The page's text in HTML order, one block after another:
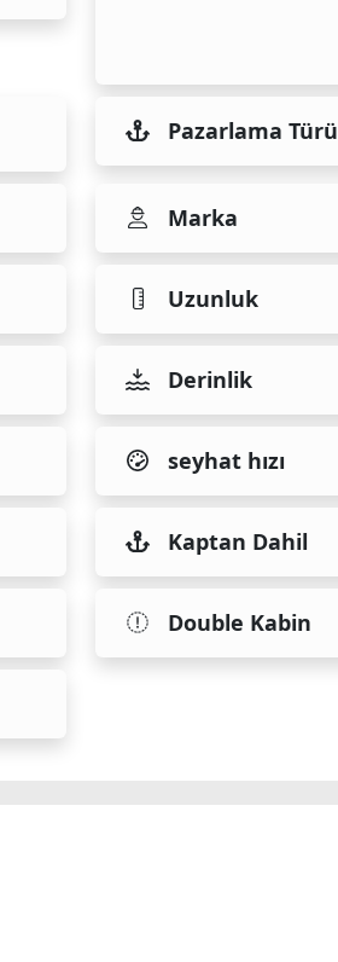
Pazarlama Türü
Marka
Uzunluk
Derinlik
seyhat hızı
Kaptan Dahil
Double Kabin